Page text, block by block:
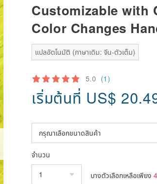
Customizable with
Color Changes
แปลอัตโนมัติ (ภาษาเดิม: จีน-ตัวเต็ม)
5.0 (1)
เริ่มต้นที่ US$
จำนวน
บางตัวเลือกเหลือเพียง 4